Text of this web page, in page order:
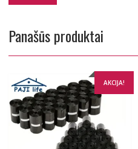
Panašūs produktai
AKCIJA!